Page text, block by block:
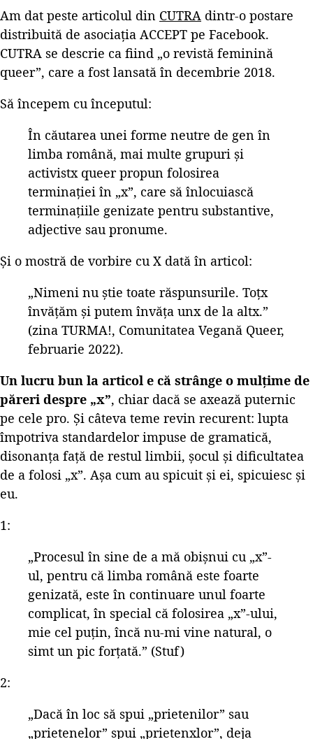
Am dat peste articolul din CUTRA dintr-o postare
distribuită de asociația ACCEPT pe Facebook.
CUTRA se descrie ca fiind „o revistă feminină
queer”, care a fost lansată în decembrie 2018.
Să începem cu începutul:
În căutarea unei forme neutre de gen în
limba română, mai multe grupuri și
activistx queer propun folosirea
terminației în „x”, care să înlocuiască
terminațiile genizate pentru substantive,
adjective sau pronume.
Și o mostră de vorbire cu X dată în articol:
„Nimeni nu știe toate răspunsurile. Toțx
învățăm și putem învăța unx de la altx.”
(zina TURMA!, Comunitatea Vegană Queer,
februarie 2022).
Un lucru bun la articol e că strânge o mulțime de
păreri despre „x”, chiar dacă se axează puternic
pe cele pro. Și câteva teme revin recurent: lupta
împotriva standardelor impuse de gramatică,
disonanța față de restul limbii, șocul și dificultatea
de a folosi „x”. Așa cum au spicuit și ei, spicuiesc și
eu.
1:
„Procesul în sine de a mă obișnui cu „x”-
ul, pentru că limba română este foarte
genizată, este în continuare unul foarte
complicat, în special că folosirea „x”-ului,
mie cel puțin, încă nu-mi vine natural, o
simt un pic forțată.” (Stuf)
2:
„Dacă în loc să spui „prietenilor” sau
„prietenelor” spui „prietenxlor”, deja